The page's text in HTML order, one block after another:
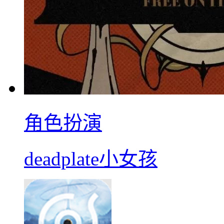
角色扮演
deadplate小女孩